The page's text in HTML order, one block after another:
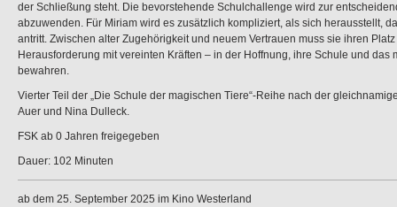
der Schließung steht. Die bevorstehende Schulchallenge wird zur
abzuwenden. Für Miriam wird es zusätzlich kompliziert, als sich herausstellt,
antritt. Zwischen alter Zugehörigkeit und neuem Vertrauen muss sie ihren
Herausforderung mit vereinten Kräften – in der Hoffnung, ihre Schule und das
bewahren.
Vierter Teil der „Die Schule der magischen Tiere“-Reihe nach der
Auer und Nina Dulleck.
FSK ab 0 Jahren freigegeben
Dauer: 102 Minuten
ab dem 25. September 2025 im Kino Westerland